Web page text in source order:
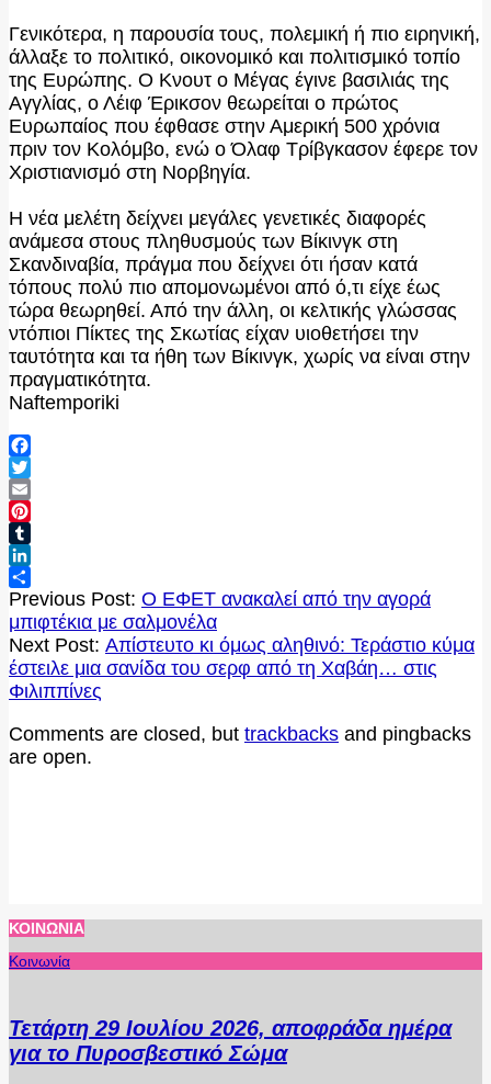
Γενικότερα, η παρουσία τους, πολεμική ή πιο ειρηνική,
άλλαξε το πολιτικό, οικονομικό και πολιτισμικό τοπίο
της Ευρώπης. Ο Κνουτ ο Μέγας έγινε βασιλιάς της
Αγγλίας, ο Λέιφ Έρικσον θεωρείται ο πρώτος
Ευρωπαίος που έφθασε στην Αμερική 500 χρόνια
πριν τον Κολόμβο, ενώ ο Όλαφ Τρίβγκασον έφερε τον
Χριστιανισμό στη Νορβηγία.
Η νέα μελέτη δείχνει μεγάλες γενετικές διαφορές
ανάμεσα στους πληθυσμούς των Βίκινγκ στη
Σκανδιναβία, πράγμα που δείχνει ότι ήσαν κατά
τόπους πολύ πιο απομονωμένοι από ό,τι είχε έως
τώρα θεωρηθεί. Από την άλλη, οι κελτικής γλώσσας
ντόπιοι Πίκτες της Σκωτίας είχαν υιοθετήσει την
ταυτότητα και τα ήθη των Βίκινγκ, χωρίς να είναι στην
πραγματικότητα.
Naftemporiki
Facebook
Twitter
Email
Pinterest
Tumblr
LinkedIn
Μοιραστείτε
2020-
09-
21
Previous Post: Ο ΕΦΕΤ ανακαλεί από την αγορά
μπιφτέκια με σαλμονέλα
Next Post: Απίστευτο κι όμως αληθινό: Τεράστιο κύμα
έστειλε μια σανίδα του σερφ από τη Χαβάη… στις
Φιλιππίνες
Comments are closed, but trackbacks and pingbacks
are open.
ΚΟΙΝΩΝΊΑ
Κοινωνία
Τετάρτη 29 Ιουλίου 2026, αποφράδα ημέρα
για το Πυροσβεστικό Σώμα